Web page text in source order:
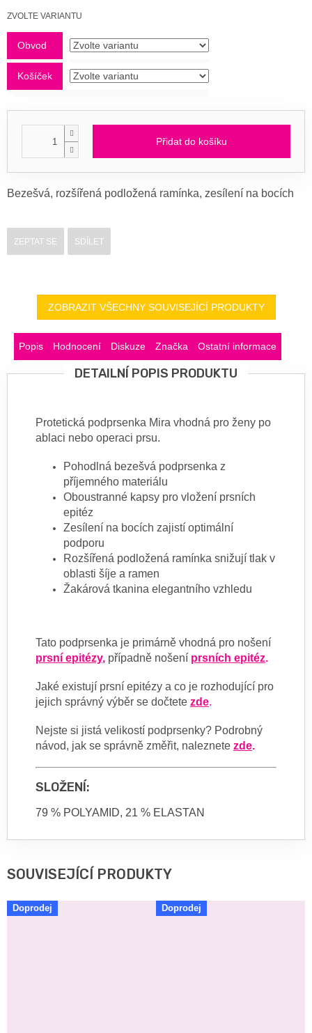
Měrná
ZVOLTE VARIANTU
Obvod
Košíček
Přidat do košíku
Bezešvá, rozšířená podložená ramínka, zesílení na bocích
ZEPTAT SE SDÍLET
ZOBRAZIT VŠECHNY SOUVISEJÍCÍ PRODUKTY
Popis Hodnocení Diskuze Značka Ostatní informace
DETAILNÍ POPIS PRODUKTU
Protetická podprsenka Mira vhodná pro ženy po
ablaci nebo operaci prsu.
Pohodlná bezešvá podprsenka z
příjemného materiálu
Oboustranné kapsy pro vložení prsních
epitéz
Zesílení na bocích zajistí optimální
podporu
Rozšířená podložená ramínka snižují tlak v
oblasti šíje a ramen
Žakárová tkanina elegantního vzhledu
Tato podprsenka je primárně vhodná pro nošení
prsní epitézy, případně nošení prsních epitéz.
Jaké existují prsní epitézy a co je rozhodující pro
jejich správný výběr se dočtete zde.
Nejste si jistá velikostí podprsenky? Podrobný
návod, jak se správně změřit, naleznete zde.
SLOŽENÍ:
79 % POLYAMID, 21 % ELASTAN
SOUVISEJÍCÍ PRODUKTY
Doprodej Doprodej